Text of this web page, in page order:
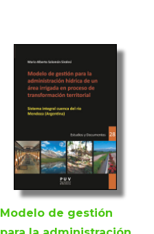
Modelo de gestión